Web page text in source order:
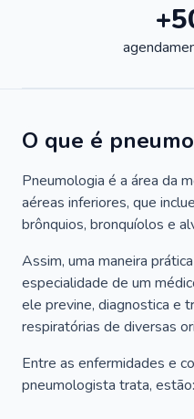
O que é
Pneumologia é a área da
aéreas inferiores, que
brônquios, bronquíolos e
Assim, uma maneira
especialidade de um
ele previne, diagnostica e
respiratórias de diversas
Entre as enfermidades e
pneumologista trata, estão: